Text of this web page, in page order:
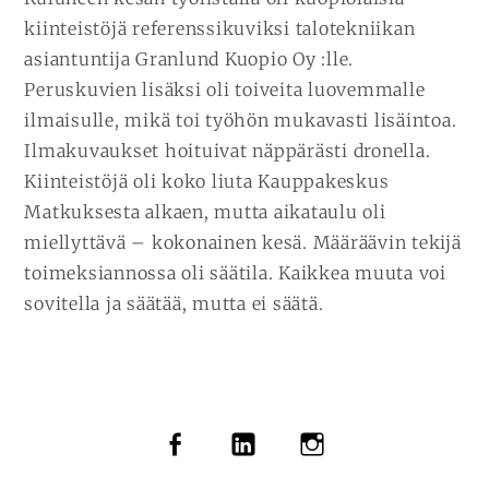
kiinteistöjä referenssikuviksi talotekniikan
asiantuntija Granlund Kuopio Oy :lle.
Peruskuvien lisäksi oli toiveita luovemmalle
ilmaisulle, mikä toi työhön mukavasti lisäintoa.
Ilmakuvaukset hoituivat näppärästi dronella.
Kiinteistöjä oli koko liuta Kauppakeskus
Matkuksesta alkaen, mutta aikataulu oli
miellyttävä – kokonainen kesä. Määräävin tekijä
toimeksiannossa oli säätila. Kaikkea muuta voi
sovitella ja säätää, mutta ei säätä.
SOMEVALIKKO
FACEBOOKLINKEDIN